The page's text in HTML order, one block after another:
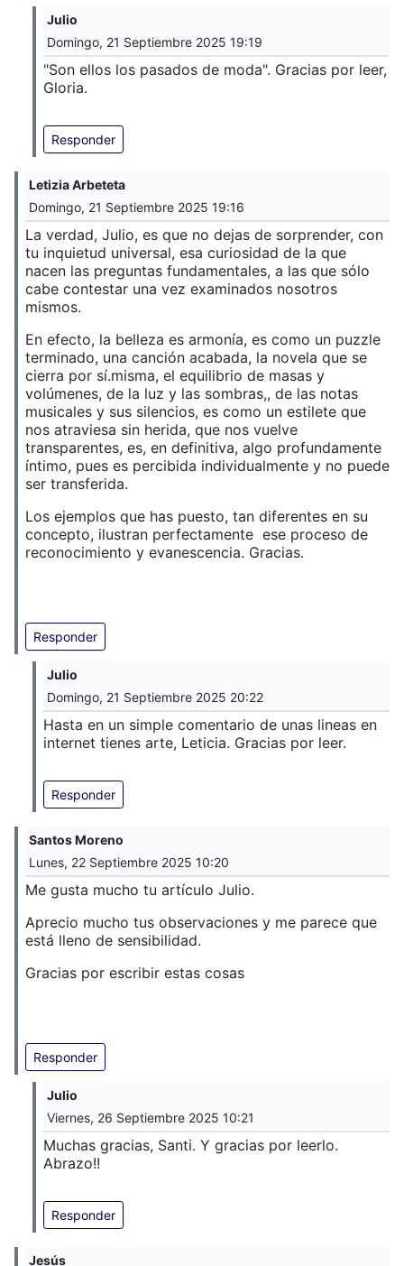
Julio
Domingo, 21 Septiembre 2025 19:19
"Son ellos los pasados de moda". Gracias por leer,
Gloria.
Responder
Letizia Arbeteta
Domingo, 21 Septiembre 2025 19:16
La verdad, Julio, es que no dejas de sorprender, con
tu inquietud universal, esa curiosidad de la que
nacen las preguntas fundamentales, a las que sólo
cabe contestar una vez examinados nosotros
mismos.
En efecto, la belleza es armonía, es como un puzzle
terminado, una canción acabada, la novela que se
cierra por sí.misma, el equilibrio de masas y
volúmenes, de la luz y las sombras,, de las notas
musicales y sus silencios, es como un estilete que
nos atraviesa sin herida, que nos vuelve
transparentes, es, en definitiva, algo profundamente
íntimo, pues es percibida individualmente y no puede
ser transferida.
Los ejemplos que has puesto, tan diferentes en su
concepto, ilustran perfectamente ese proceso de
reconocimiento y evanescencia. Gracias.
Responder
Julio
Domingo, 21 Septiembre 2025 20:22
Hasta en un simple comentario de unas lineas en
internet tienes arte, Leticia. Gracias por leer.
Responder
Santos Moreno
Lunes, 22 Septiembre 2025 10:20
Me gusta mucho tu artículo Julio.
Aprecio mucho tus observaciones y me parece que
está lleno de sensibilidad.
Gracias por escribir estas cosas
Responder
Julio
Viernes, 26 Septiembre 2025 10:21
Muchas gracias, Santi. Y gracias por leerlo.
Abrazo!!
Responder
Jesús